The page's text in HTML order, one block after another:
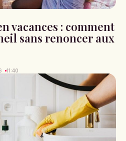
vacances : comment
sans renoncer aux
11:40